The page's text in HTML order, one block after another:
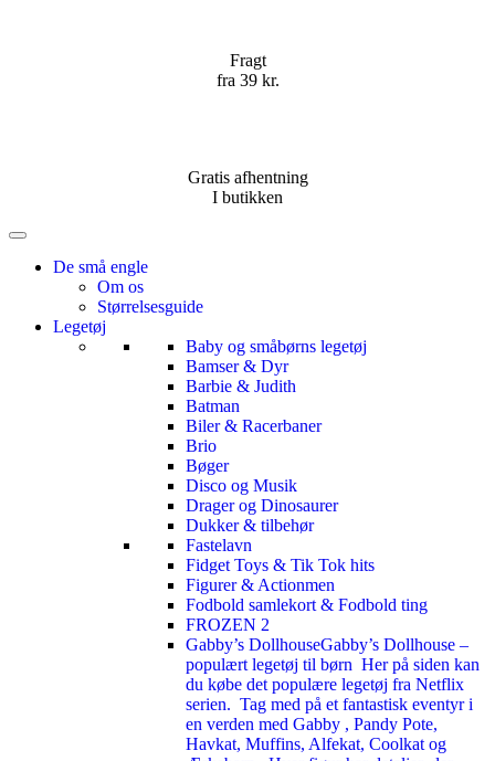
Fragt
fra 39 kr.
Gratis afhentning
I butikken
De små engle
Om os
Størrelsesguide
Legetøj
Baby og småbørns legetøj
Bamser & Dyr
Barbie & Judith
Batman
Biler & Racerbaner
Brio
Bøger
Disco og Musik
Drager og Dinosaurer
Dukker & tilbehør
Fastelavn
Fidget Toys & Tik Tok hits
Figurer & Actionmen
Fodbold samlekort & Fodbold ting
FROZEN 2
Gabby’s DollhouseGabby’s Dollhouse –
populært legetøj til børn Her på siden kan
du købe det populære legetøj fra Netflix
serien. Tag med på et fantastisk eventyr i
en verden med Gabby , Pandy Pote,
Havkat, Muffins, Alfekat, Coolkat og